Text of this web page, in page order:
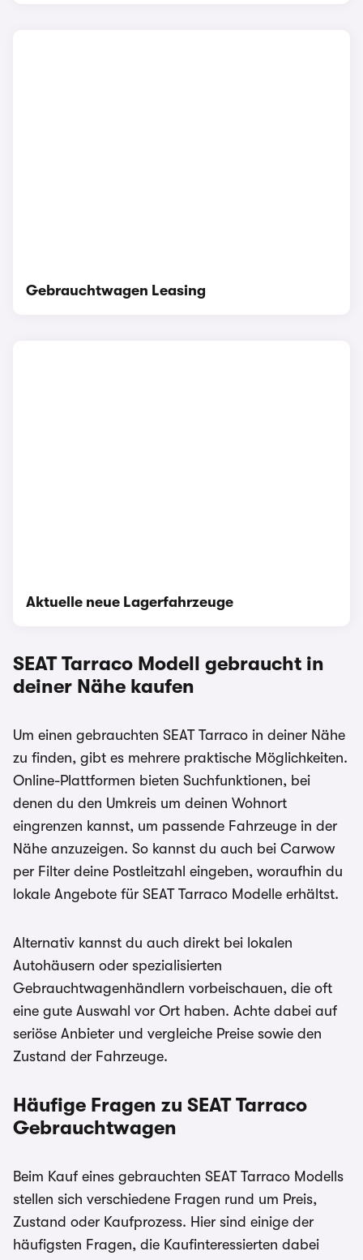
Gebrauchtwagen Leasing
Aktuelle neue Lagerfahrzeuge
SEAT Tarraco Modell gebraucht in
deiner Nähe kaufen
Um einen gebrauchten SEAT Tarraco in deiner Nähe
zu finden, gibt es mehrere praktische Möglichkeiten.
Online-Plattformen bieten Suchfunktionen, bei
denen du den Umkreis um deinen Wohnort
eingrenzen kannst, um passende Fahrzeuge in der
Nähe anzuzeigen. So kannst du auch bei Carwow
per Filter deine Postleitzahl eingeben, woraufhin du
lokale Angebote für SEAT Tarraco Modelle erhältst.
Alternativ kannst du auch direkt bei lokalen
Autohäusern oder spezialisierten
Gebrauchtwagenhändlern vorbeischauen, die oft
eine gute Auswahl vor Ort haben. Achte dabei auf
seriöse Anbieter und vergleiche Preise sowie den
Zustand der Fahrzeuge.
Häufige Fragen zu SEAT Tarraco
Gebrauchtwagen
Beim Kauf eines gebrauchten SEAT Tarraco Modells
stellen sich verschiedene Fragen rund um Preis,
Zustand oder Kaufprozess. Hier sind einige der
häufigsten Fragen, die Kaufinteressierten dabei